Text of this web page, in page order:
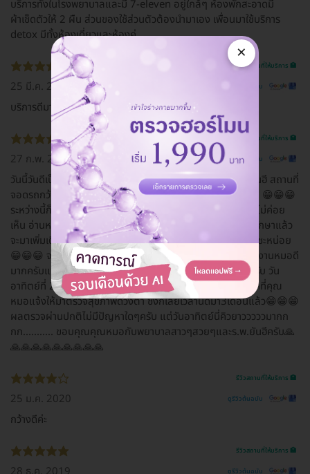
บริการทั้งในโรงพยาบาลและมี 7-eleven อยู่ใกล้ๆ ห้องพักสะอาดมี
ผ้าเช็ดตัวให้ 2 ผืน ส่วนของใช้ส่วนตัวต้องนำมาเอง เพื่อนมาใช้บริการ
detox มีทั้งห้องเดี่ยวและห้องคู่
รีวิวสถานที่ให้บริการ 🏥
25 มี.ค. 2020 ดูรีวิวต้นฉบับ
บริการดีมากกกก
รีวิวสถานที่ให้บริการ 🏥
27 ก.พ. 2020 ดูรีวิวต้นฉบับ
วันนี้วันดี​เป็นวันศุกร์ทที่​ 22 เดือน​ 2​ ปี​ 2562​ ณ​ โรงพยาบาลยันฮี​ สถานที่
จอดรถกว้างขวาง​ ว่างเยอะ​ อาจเป็นมาถึงตั้งแต่เช้า​ ตี​ 5​ พอดี... 😁😁😁
ระหว่างนี้ก็ต้องนอนรอ​ รอคุณ​หมอมารักษาแฟนที่มีอาการมองไม่ค่อย
เห็น​ อ่านหนังสือไม่ได้... ถ้าไม่ได้ใส่แว่นตา... 😁😁😁 หลังการรักษาแล้ว
จะมาเพิ่มเติมครับ ระหว่างนั่รอหมอตรวจ... ก้อต้องหาที่นอนรอซะหน่อย
😁😁😁 จากที่แฟนได้มาทำเลสิค​แล้วเวลาผ่านไป​ 4-5​ เดือน​ผลงาน​หมอดี
มากครับแฟนใช้​ชีวิตมองเห็น​ได้​ดีขึ้นกว่าใส่แว่นตา​มาก​ แนะนำ​ครับ วัน
อาทิตย์​ที่​ 21​ กรกฎาคม​ พ.ศ.2562​ วันนี้พาแฟนกลับมาตามนัดที่คุณ
หมอแจ้งให้มาตรวจสุขภาพ​ดวงตา​ ซึ่งก็เลยเวลานัดมา3เดือนแล้ว😁😁😁
ผลตรวจ​ผ่านปกติไม่มีปัญหา​ใดๆครับ​ แต่วันอาทิตย์​นี่คิวยาวววววมากก
กก........... ขอบคุณ​คุณ​หมอกับพยาบาลสาวๆสวยๆและร.พ.ยันฮี​ครับ🙏
🙏🙏🙏🙏🙏🙏🙏🙏🙏
รีวิวสถานที่ให้บริการ 🏥
25 ม.ค. 2020 ดูรีวิวต้นฉบับ
กว้างดีค่ะ
รีวิวสถานที่ให้บริการ 🏥
ดูรีวิวต้นฉบับ
×